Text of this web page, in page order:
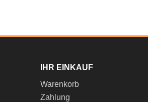
IHR EINKAUF
Warenkorb
Zahlung